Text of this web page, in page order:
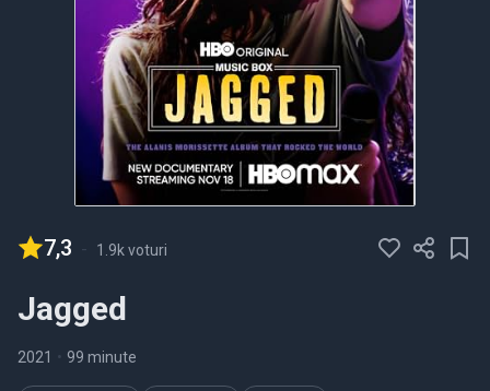
7,3 - 1.9k voturi
Jagged
2021 • 99 minute